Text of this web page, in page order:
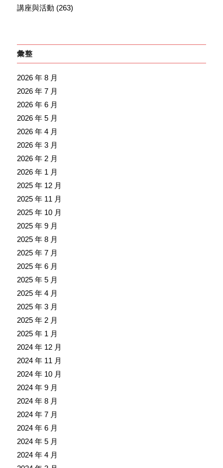
講座與活動 (263)
彙整
2026 年 8 月
2026 年 7 月
2026 年 6 月
2026 年 5 月
2026 年 4 月
2026 年 3 月
2026 年 2 月
2026 年 1 月
2025 年 12 月
2025 年 11 月
2025 年 10 月
2025 年 9 月
2025 年 8 月
2025 年 7 月
2025 年 6 月
2025 年 5 月
2025 年 4 月
2025 年 3 月
2025 年 2 月
2025 年 1 月
2024 年 12 月
2024 年 11 月
2024 年 10 月
2024 年 9 月
2024 年 8 月
2024 年 7 月
2024 年 6 月
2024 年 5 月
2024 年 4 月